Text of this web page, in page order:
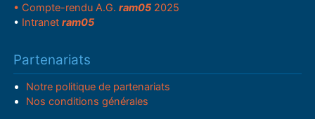
• Compte-rendu A.G.ram05 2025
• Intranetram05
Partenariats
Notre politique de partenariats
Nos conditions générales